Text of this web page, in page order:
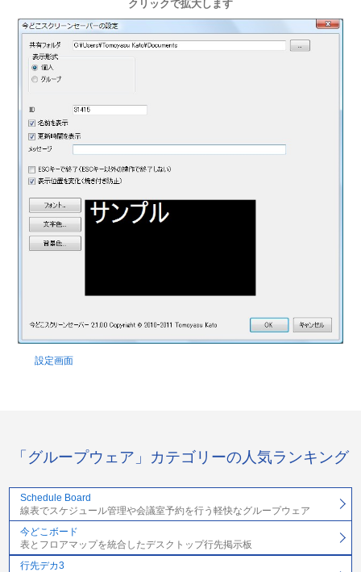
クリックで拡大します
設定画面
「グループウェア」カテゴリーの人気ランキング
Schedule Board
線表でスケジュール管理や会議室予約を行う軽快なグループウェア
今どこボード
表とフロアマップを統合したデスクトップ行先掲示板
行先デカ3